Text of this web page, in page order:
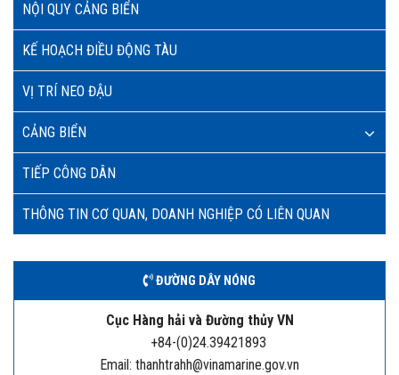
NỘI QUY CẢNG BIỂN
KẾ HOẠCH ĐIỀU ĐỘNG TÀU
VỊ TRÍ NEO ĐẬU
CẢNG BIỂN
TIẾP CÔNG DÂN
THÔNG TIN CƠ QUAN, DOANH NGHIỆP CÓ LIÊN QUAN
ĐƯỜNG DÂY NÓNG
Cục Hàng hải và Đường thủy VN
+84-(0)24.39421893
Email: thanhtrahh@vinamarine.gov.vn